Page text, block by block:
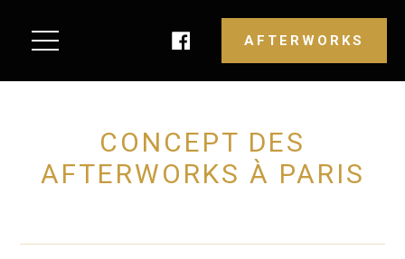
AFTERWORKS
CONCEPT DES
AFTERWORKS À PARIS